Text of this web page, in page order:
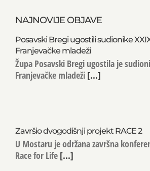
NAJNOVIJE OBJAVE
Posavski Bregi ugostili sudionike
Franjevačke mladeži
Župa Posavski Bregi ugostila je
Franjevačke mladeži [...]
Završio dvogodišnji projekt RACE 2
U Mostaru je održana završna
Race for Life [...]